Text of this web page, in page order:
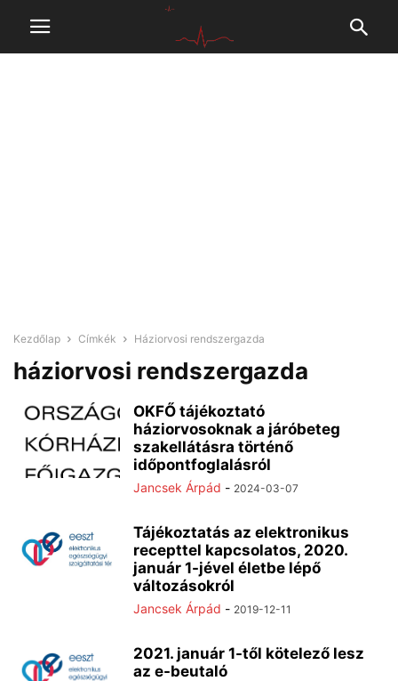
Kezdőlap Címkék Háziorvosi rendszergazda
háziorvosi rendszergazda
OKFŐ tájékoztató
háziorvosoknak a járóbeteg
szakellátásra történő
időpontfoglalásról
Jancsek Árpád - 2024-03-07
Tájékoztatás az elektronikus
recepttel kapcsolatos, 2020.
január 1-jével életbe lépő
változásokról
Jancsek Árpád - 2019-12-11
2021. január 1-től kötelező lesz
az e-beutaló